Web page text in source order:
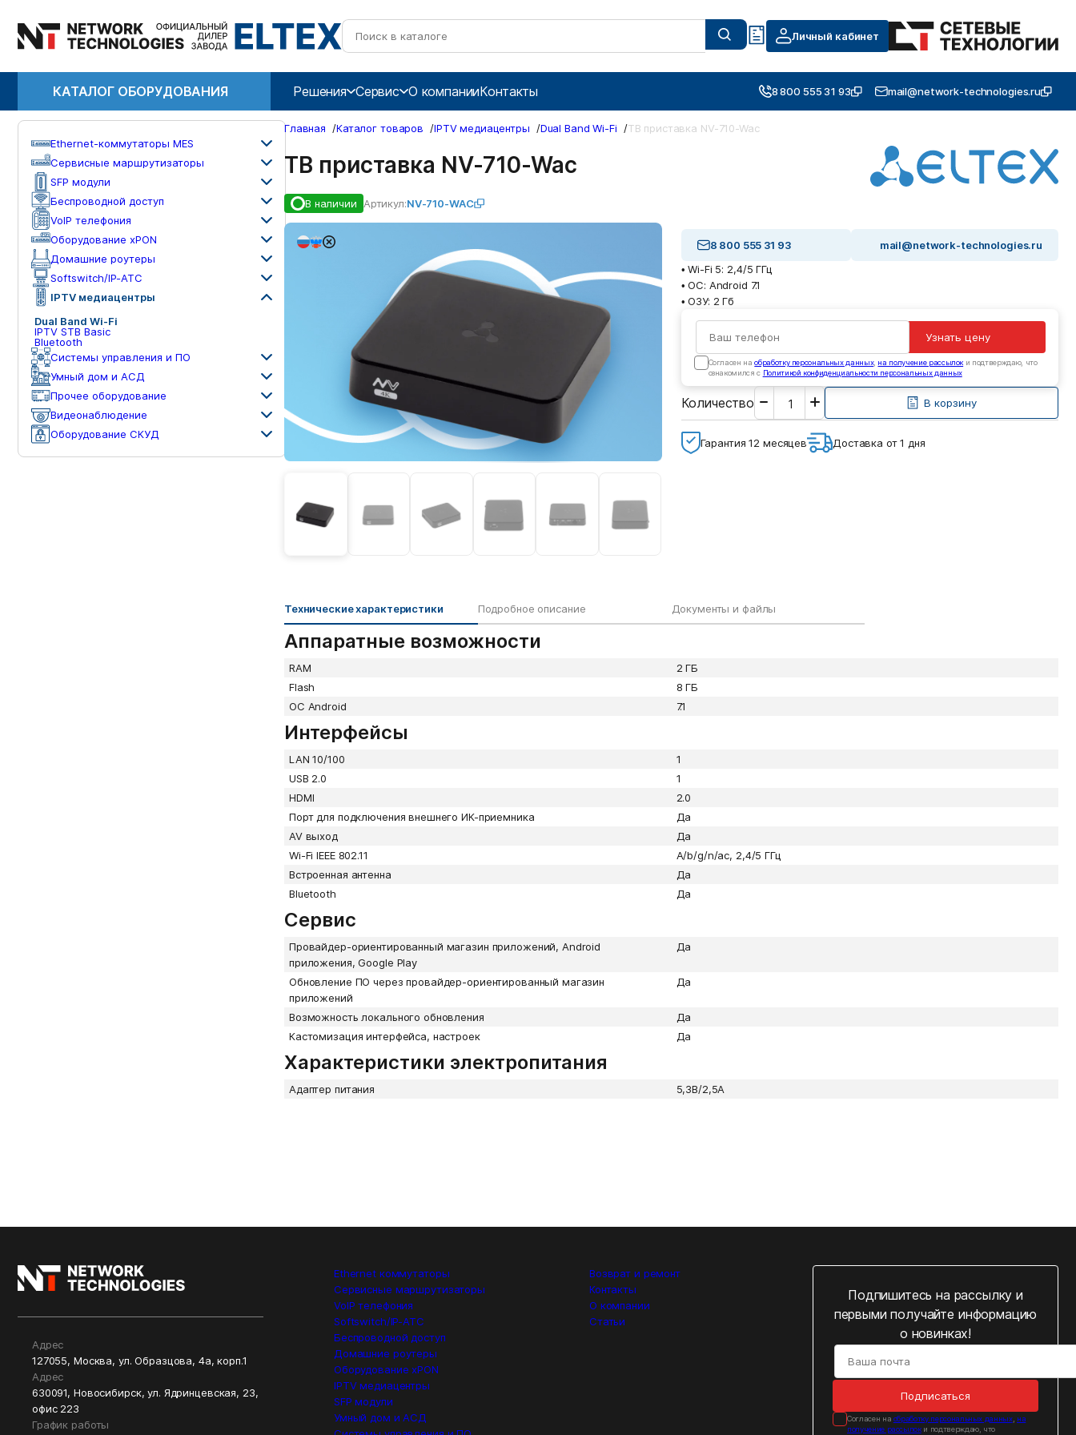
Личный кабинет
КАТАЛОГ ОБОРУДОВАНИЯ Решения Сервис О компанииКонтакты 8 800 555 31 93 mail@network-technologies.ru
Ethernet-коммутаторы MES
Сервисные маршрутизаторы
SFP модули
Беспроводной доступ
VoIP телефония
Оборудование xPON
Домашние роутеры
Softswitch/IP-ATC
IPTV медиацентры
Dual Band Wi-Fi
IPTV STB Basic
Bluetooth
Системы управления и ПО
Умный дом и АСД
Прочее оборудование
Видеонаблюдение
Оборудование СКУД
Главная /Каталог товаров /IPTV медиацентры /Dual Band Wi-Fi /ТВ приставка NV-710-Wac
ТВ приставка NV-710-Wac
В наличии Артикул:NV-710-WAC
8 800 555 31 93
mail@network-technologies.ru
• Wi-Fi 5: 2,4/5 ГГц
• ОС: Android 7.1
• ОЗУ: 2 Гб
Узнать цену
Cогласен наобработку персональных данных, на получение рассылок и подтверждаю, что
ознакомился с Политикой конфиденциальности персональных данных
Количество
Введите
необходимое
количество
В корзину
Гарантия 12 месяцев Доставка от 1 дня
Технические характеристики Подробное описание Документы и файлы
Аппаратные возможности
RAM
2 ГБ
Flash
8 ГБ
ОС Android
7.1
Интерфейсы
LAN 10/100
1
USB 2.0
1
HDMI
2.0
Порт для подключения внешнего ИК-приемника
Да
AV выход
Да
Wi-Fi IEEE 802.11
А/b/g/n/ac, 2,4/5 ГГц
Встроенная антенна
Да
Bluetooth
Да
Сервис
Провайдер-ориентированный магазин приложений, Android
приложения, Google Play
Да
Обновление ПО через провайдер-ориентированный магазин
приложений
Да
Возможность локального обновления
Да
Кастомизация интерфейса, настроек
Да
Характеристики электропитания
Адаптер питания 5,3В/2,5A
Адрес
127055, Москва, ул. Образцова, 4а, корп.1
Адрес
630091, Новосибирск, ул. Ядринцевская, 23,
офис 223
График работы
Ethernet коммутаторы
Сервисные маршрутизаторы
VoIP телефония
Softswitch/IP-ATC
Беспроводной доступ
Домашние роутеры
Оборудование xPON
IPTV медиацентры
SFP модули
Умный дом и АСД
Возврат и ремонт
Контакты
О компании
Статьи
Подпишитесь на рассылку и
первыми получайте информацию
о новинках!
Подписаться
Cогласен на обработку персональных данных, на
получение рассылоки подтверждаю, что